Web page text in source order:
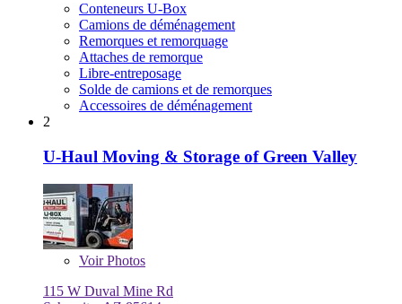
Conteneurs U-Box
Camions de déménagement
Remorques et remorquage
Attaches de remorque
Libre-entreposage
Solde de camions et de remorques
Accessoires de déménagement
2
U-Haul Moving & Storage of Green Valley
VoirPhotos
115 W Duval Mine Rd